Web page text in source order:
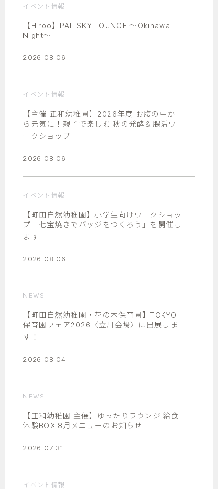
イベント情報
【Hiroo】PAL SKY LOUNGE ～Okinawa
Night～
2026 08 06
イベント情報
【主催 正和幼稚園】2026年度 お腹の中か
ら元気に！親子で楽しむ 秋の発酵＆腸活ワ
ークショップ
2026 08 06
イベント情報
【町田自然幼稚園】小学生向けワークショッ
プ「七宝焼きでバッジをつくろう」を開催し
ます
2026 08 06
NEWS
【町田自然幼稚園・花の木保育園】TOKYO
保育園フェア2026〈立川会場〉に出展しま
す！
2026 08 04
NEWS
【正和幼稚園 主催】ゆったりラウンジ 給食
体験BOX 8月メニューのお知らせ
2026 07 31
イベント情報